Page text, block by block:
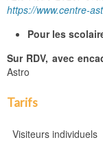
https://www.centre-
Pour les
Sur RDV, avec
Astro
Tarifs
Visiteurs individuels